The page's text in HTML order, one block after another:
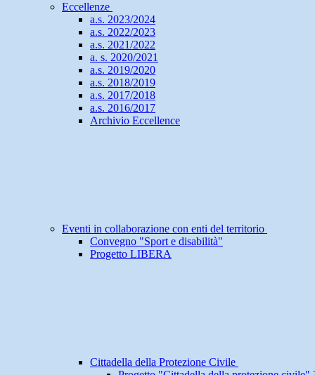
Eccellenze
a.s. 2023/2024
a.s. 2022/2023
a.s. 2021/2022
a. s. 2020/2021
a.s. 2019/2020
a.s. 2018/2019
a.s. 2017/2018
a.s. 2016/2017
Archivio Eccellence
Eventi in collaborazione con enti del territorio
Convegno "Sport e disabilità"
Progetto LIBERA
Cittadella della Protezione Civile